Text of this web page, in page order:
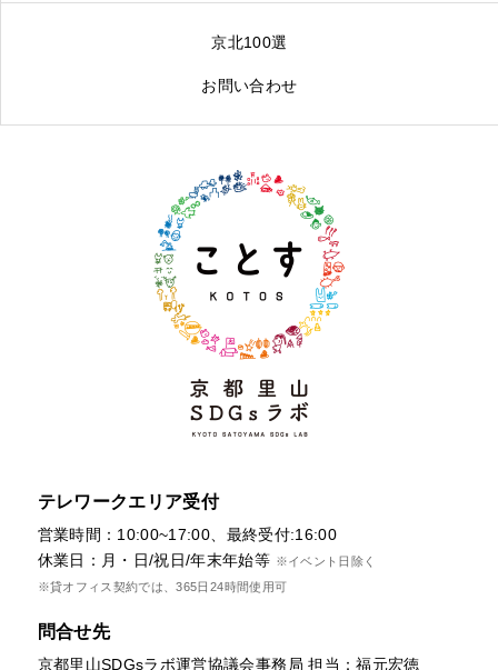
京北100選
お問い合わせ
テレワークエリア受付
営業時間：10:00~17:00、最終受付:16:00
休業日：月・日/祝日/年末年始等 ※イベント日除く
※貸オフィス契約では、365日24時間使用可
問合せ先
京都里山SDGsラボ運営協議会事務局 担当：福元宏徳